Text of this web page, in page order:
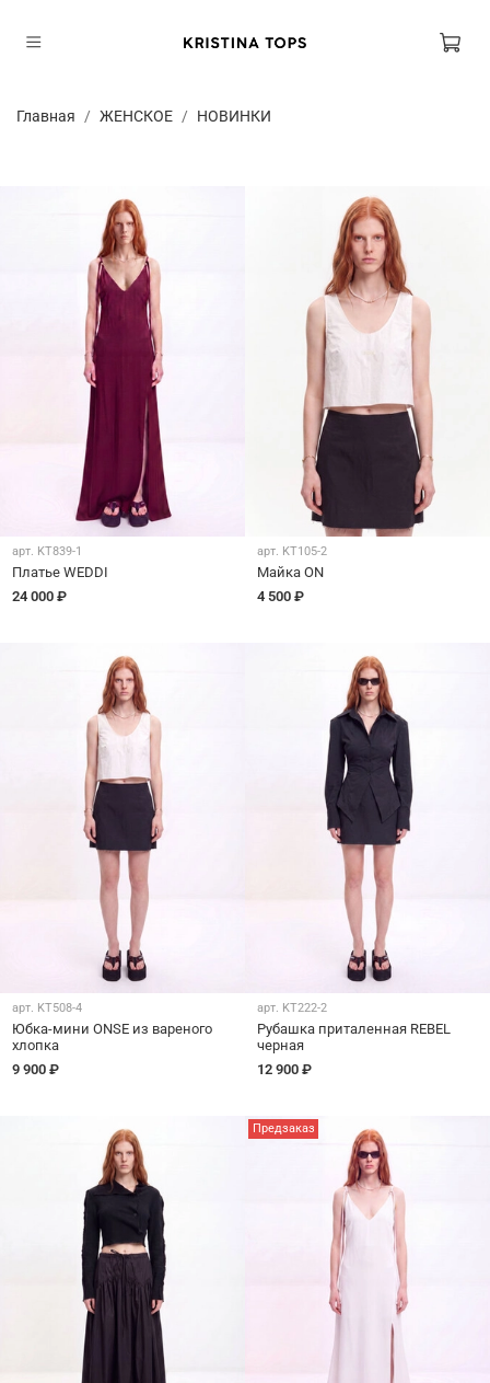
Главная ЖЕНСКОЕ НОВИНКИ
арт. KT839-1
Платье WEDDI
24 000 ₽
арт. KT105-2
Майка ON
4 500 ₽
арт. KT508-4
Юбка-мини ONSE из вареного
хлопка
9 900 ₽
арт. KT222-2
Рубашка приталенная REBEL
черная
12 900 ₽
Предзаказ